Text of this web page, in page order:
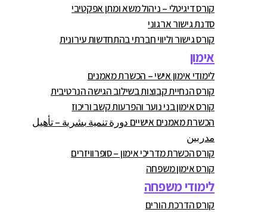
קורס דיגיטלי – ניהול משא ומתן אפקטיבי
סדנת גישור ארגוני
קורס גישור וליווי חברתי בהתחדשות עירונית
אימון
לימודי אימון אישי – הכשרת מאמנים
קורס הנחיית קבוצות בשילוב הגישה הנרטיבית
קורס אימון בני נוער והפרעות קשב וריכוז
הכשרת מאמנים אישיים دورة تنمية بشرية – تأهيل
مدربين
קורס הכשרת מדריכי אימון – סופרוויזרים
קורס אימון משפחה
לימודי משפחה
קורס הדרכת הורים